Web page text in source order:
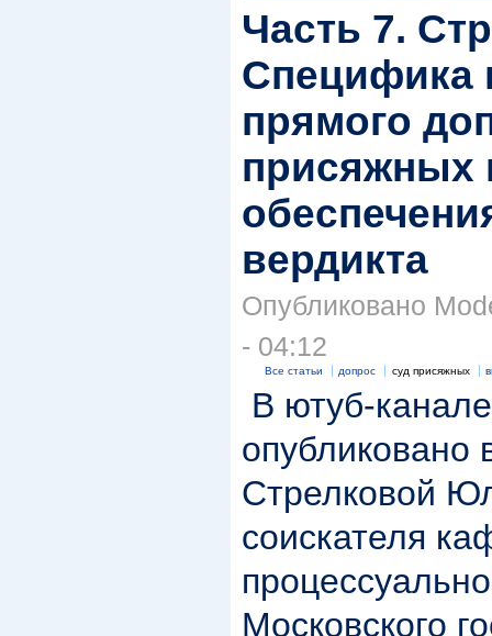
Часть 7.
Специфика
прямого
присяжных
вердикта
Опубликовано
- 04:12
Все статьи допрос суд присяжных
В ютуб-
опубликовано
Стрелковой
соискателя
Московского